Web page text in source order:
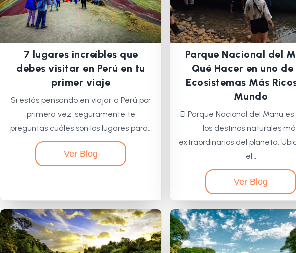
7 lugares increíbles que
debes visitar en Perú en tu
primer viaje
Si estás pensando en viajar a Perú por
primera vez, seguramente te
preguntas cuáles son los lugares para…
Ver Blog
Parque Nacional del
Qué Hacer en uno de
Ecosistemas Más
Mundo
El Parque Nacional del Manu
los destinos naturales
extraordinarios del planeta.
el…
Ver Blog